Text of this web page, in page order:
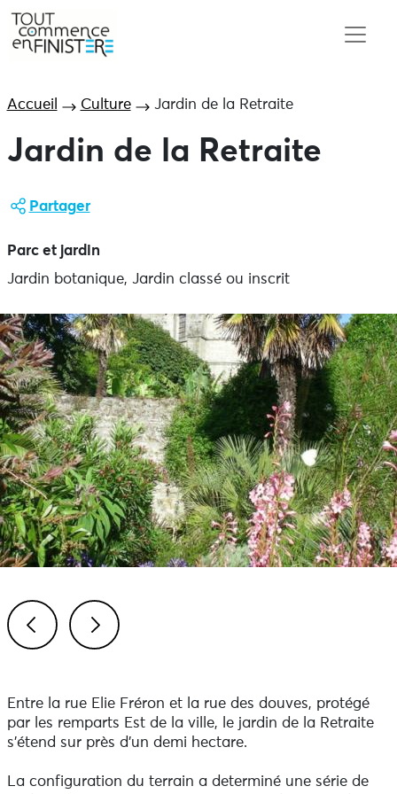
Accueil Culture Jardin de la Retraite
Jardin de la Retraite
Partager
Parc et jardin
Jardin botanique, Jardin classé ou inscrit
Entre la rue Elie Fréron et la rue des douves, protégé
par les remparts Est de la ville, le jardin de la Retraite
s'étend sur près d'un demi hectare.
La configuration du terrain a determiné une série de